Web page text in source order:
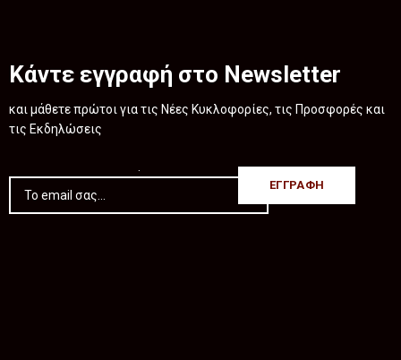
Κάντε εγγραφή στο Newsletter
και μάθετε πρώτοι για τις Νέες Κυκλοφορίες, τις Προσφορές και
τις Εκδηλώσεις
.